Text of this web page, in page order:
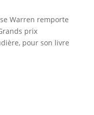
Warren remporte
prix
pour son livre